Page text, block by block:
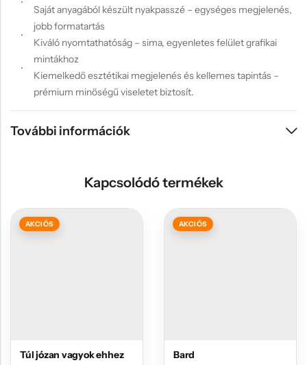
Saját anyagából készült nyakpasszé – egységes megjelenés,
jobb formatartás
Kiváló nyomtathatóság – sima, egyenletes felület grafikai
mintákhoz
Kiemelkedő esztétikai megjelenés és kellemes tapintás –
prémium minőségű viseletet biztosít.
További információk
Kapcsolódó termékek
AKCIÓS
Túl józan vagyok ehhez
AKCIÓS
Bard